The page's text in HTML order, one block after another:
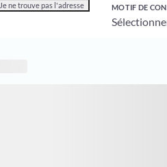
Je ne trouve pas l'adresse MOTIF DE